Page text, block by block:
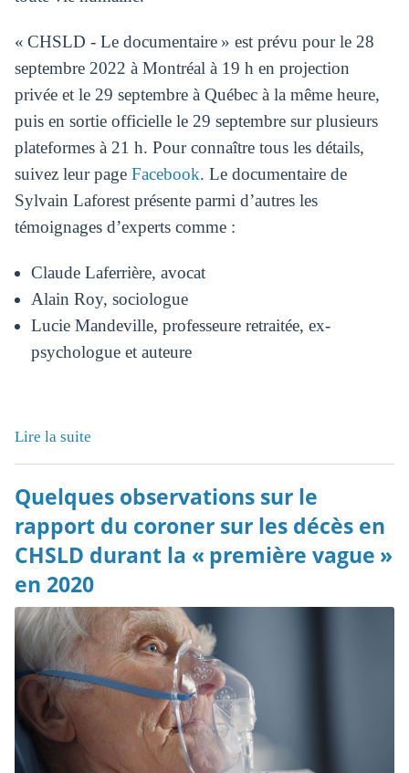
« CHSLD - Le documentaire » est prévu pour le 28
septembre 2022 à Montréal à 19 h en projection
privée et le 29 septembre à Québec à la même heure,
puis en sortie officielle le 29 septembre sur plusieurs
plateformes à 21 h. Pour connaître tous les détails,
suivez leur page Facebook. Le documentaire de
Sylvain Laforest présente parmi d’autres les
témoignages d’experts comme :
Claude Laferrière, avocat
Alain Roy, sociologue
Lucie Mandeville, professeure retraitée, ex-
psychologue et auteure
Lire la suite
Quelques observations sur le
rapport du coroner sur les décès en
CHSLD durant la « première vague »
en 2020